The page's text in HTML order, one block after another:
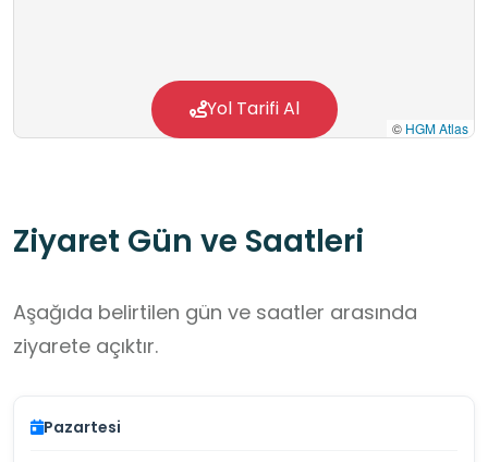
© HGM Atlas
Yol Tarifi Al
Ziyaret Gün ve Saatleri
Aşağıda belirtilen gün ve saatler arasında
ziyarete açıktır.
Pazartesi